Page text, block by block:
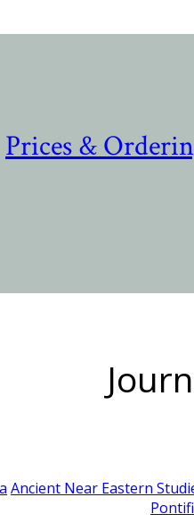
Prices &
Ancient Near Eastern